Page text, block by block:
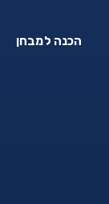
הכנה למבחן